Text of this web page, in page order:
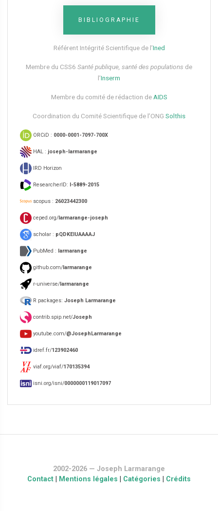
BIBLIOGRAPHIE
Référent Intégrité Scientifique de l’Ined
Membre du CSS6​ Santé publique, santé des populations de
l’Inserm
Membre du comité de rédaction de AIDS
Coordination du Comité Scientifique de l’ONG Solthis
ORCiD : 0000-0001-7097-700X
HAL : joseph-larmarange
IRD Horizon
ResearcherID: I-5889-2015
scopus : 26023442300
ceped.org/larmarange-joseph
scholar : pQDKEIUAAAAJ
PubMed : larmarange
github.com/larmarange
r-universe/larmarange
R packages: Joseph Larmarange
contrib.spip.net/Joseph
youtube.com/@JosephLarmarange
idref.fr/123902460
viaf.org/viaf/170135394
isni.org/isni/0000000119017097
2002-2026 — Joseph Larmarange
Contact
Mentions légales Catégories Crédits